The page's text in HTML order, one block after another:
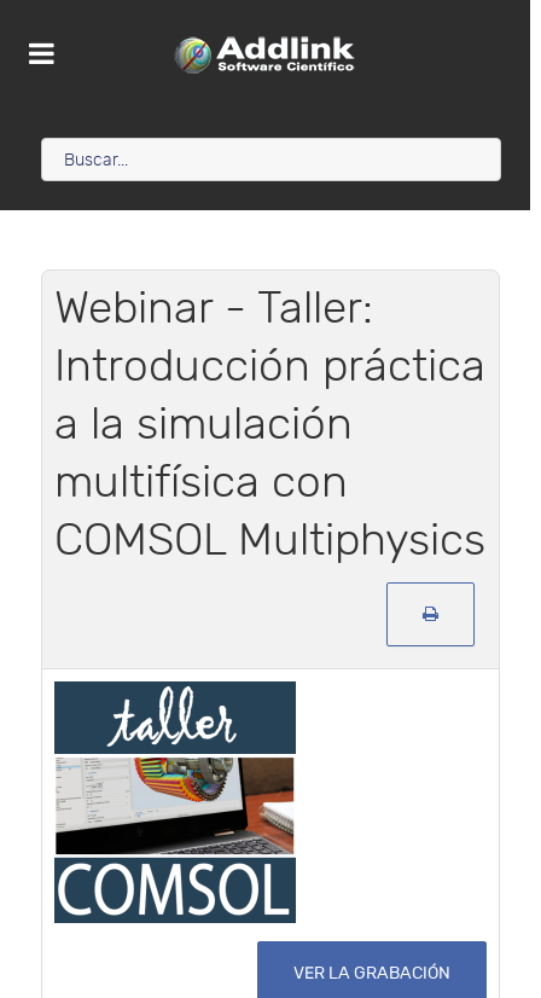
Webinar - Taller:
Introducción práctica
a la simulación
multifísica con
COMSOL Multiphysics
VER LA GRABACIÓN